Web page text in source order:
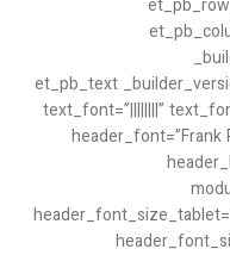
custom_padding=”6vw||6vw||true|false”][et_pb_row
custom_padding__hover=”|||”][et_pb_text
text_font=”||||||||”
header_font=”Frank